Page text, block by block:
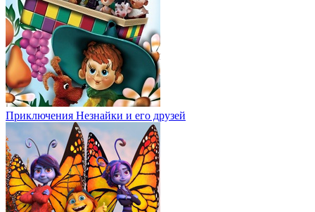
Приключения Незнайки и его друзей